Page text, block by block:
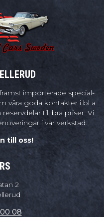
importerade special-
våra goda kontakter i bl a
till bra priser. Vi
i vår verkstad.
till oss!
2
08